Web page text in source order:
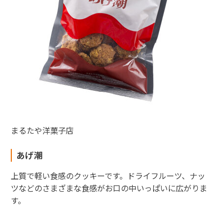
まるたや洋菓子店
あげ潮
上質で軽い食感のクッキーです。ドライフルーツ、ナッ
ツなどのさまざまな食感がお口の中いっぱいに広がりま
す。